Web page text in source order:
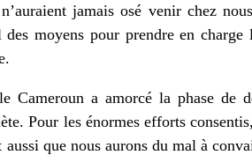
jamais osé venir chez
des moyens pour prendre en
Cameroun a amorcé la phase de
Pour les énormes efforts
que nous aurons du mal à